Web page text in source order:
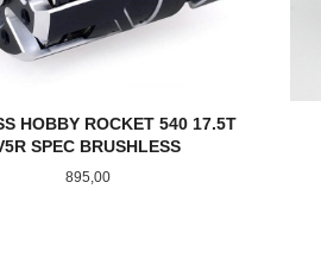
HOBBY ROCKET 540 17.5T
SPEC BRUSHLESS
Pris
895,00